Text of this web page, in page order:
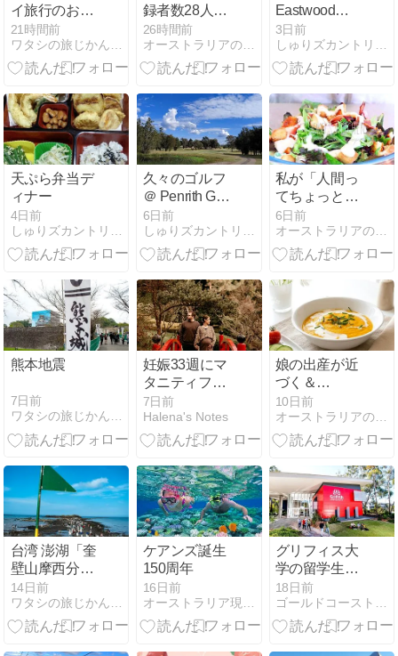
イ旅行のおみ
やげ！スーパ
ーで食材から
オヤツ、お茶
21時間前
録者数28人！
感謝感謝そし
て今回の動画
の宣伝（笑）
26時間前
オーストラリアの田舎でのんびり生活
Eastwood
Leagues Club
Aug 2026
3日前
天ぷら弁当デ
ィナー
4日前
久々のゴルフ
＠ Penrith GC
03 Aug 2026
6日前
私が「人間っ
てちょっと怖
い」と思う瞬
間
6日前
オーストラリアの田舎でのんびり生活
熊本地震
7日前
ワタシの旅じかん Go around the world！
妊娠33週にマ
タニティフォ
ト撮影！in オ
ーストラリ
ア・タスマニ
7日前
Halena's Notes
娘の出産が近
づく＆
【YOUTUBE】
パンプキンス
ープレシピ
10日前
オーストラリアの田舎でのんびり生活
台湾 澎湖「奎
壁山摩西分
海」干潮時に
現れる海の道
14日前
ケアンズ誕生
150周年
16日前
グリフィス大
学の留学生向
け奨学金情
報！最大20％
授業料免除！
18日前